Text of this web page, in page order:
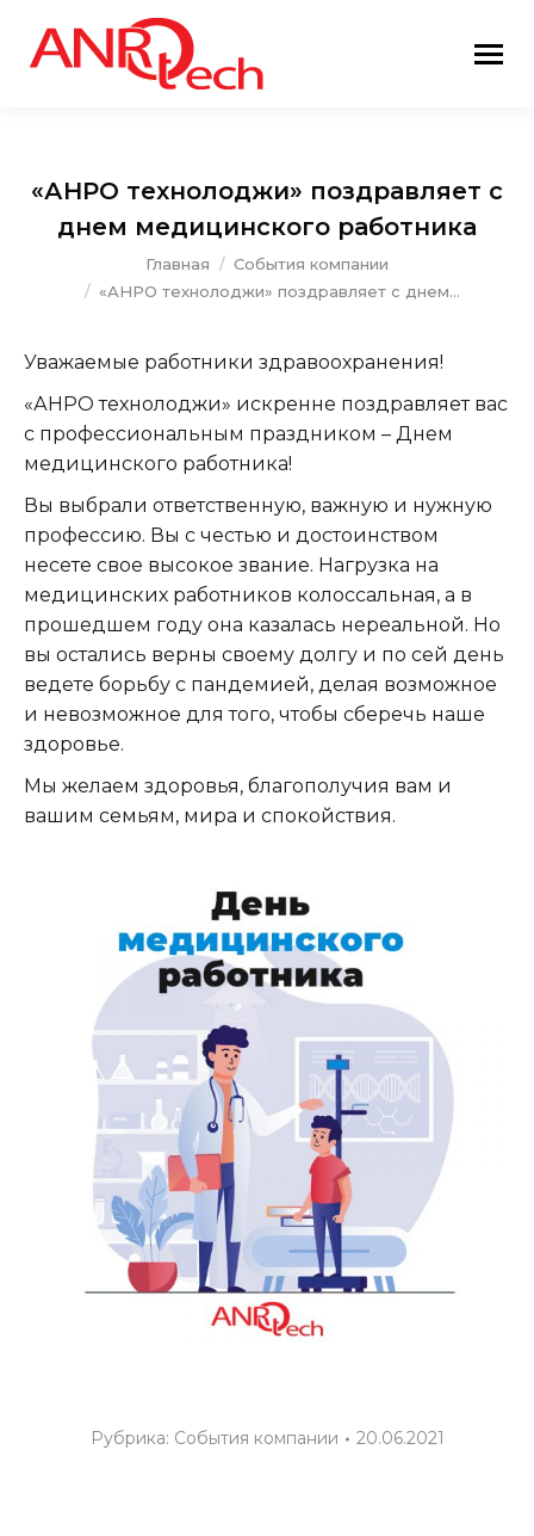
«АНРО технолоджи» поздравляет с
днем медицинского работника
Главная
События компании
«АНРО технолоджи» поздравляет с днем…
Уважаемые работники здравоохранения!
«АНРО технолоджи» искренне поздравляет вас
с профессиональным праздником – Днем
медицинского работника!
Вы выбрали ответственную, важную и нужную
профессию. Вы с честью и достоинством
несете свое высокое звание. Нагрузка на
медицинских работников колоссальная, а в
прошедшем году она казалась нереальной. Но
вы остались верны своему долгу и по сей день
ведете борьбу с пандемией, делая возможное
и невозможное для того, чтобы сберечь наше
здоровье.
Мы желаем здоровья, благополучия вам и
вашим семьям, мира и спокойствия.
Рубрика: События компании 20.06.2021